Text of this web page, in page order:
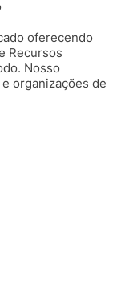
oferecendo
Recursos
Nosso
organizações de